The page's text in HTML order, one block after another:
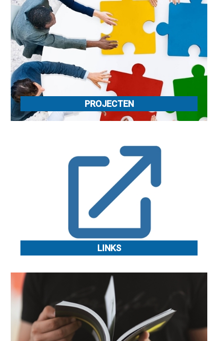
PROJECTEN
LINKS